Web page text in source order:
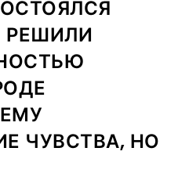
РЕШИЛИ
ЧУВСТВА, НО